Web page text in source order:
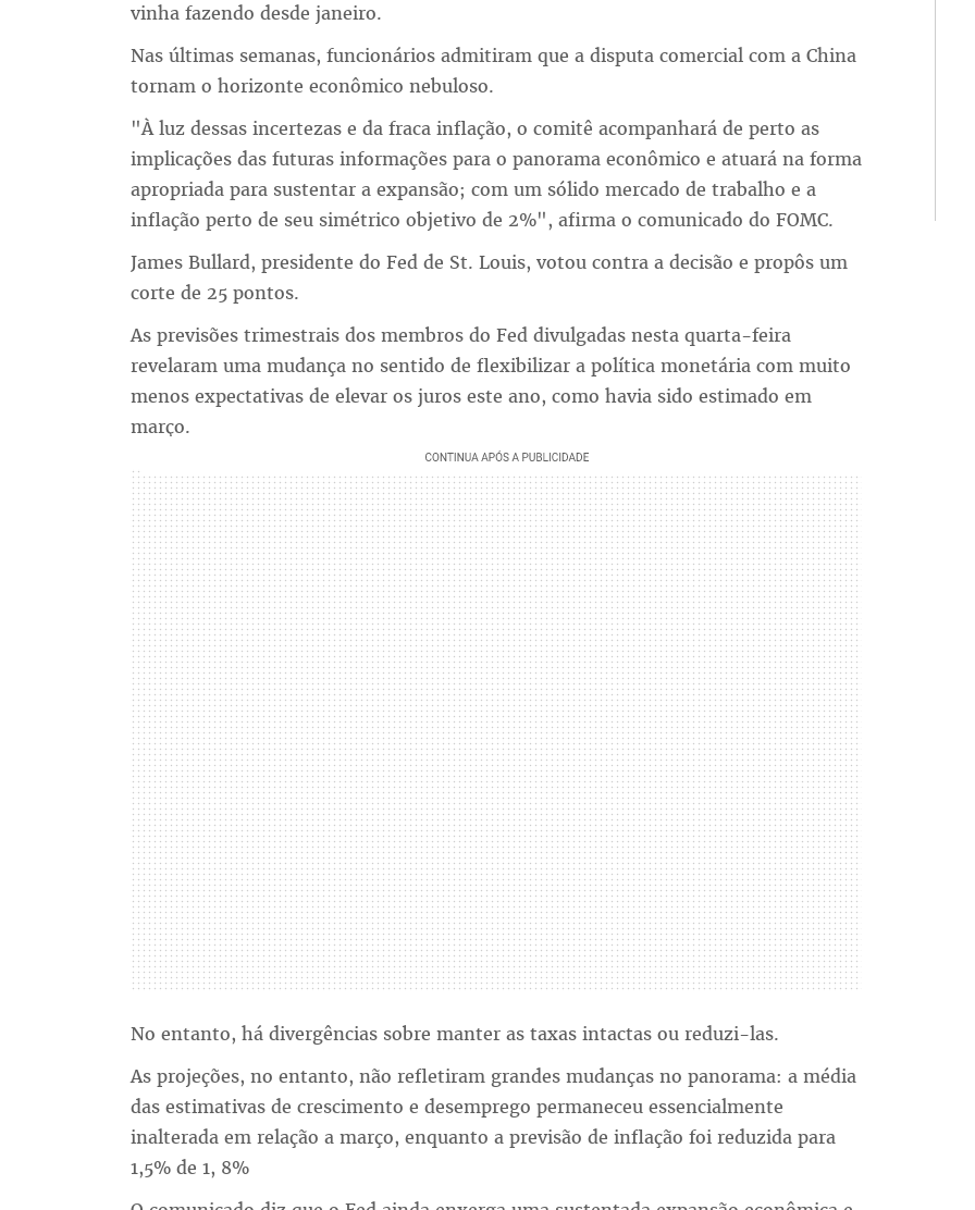
vinha fazendo desde janeiro.
Nas últimas semanas, funcionários admitiram que a disputa comercial com a China
tornam o horizonte econômico nebuloso.
"À luz dessas incertezas e da fraca inflação, o comitê acompanhará de perto as
implicações das futuras informações para o panorama econômico e atuará na forma
apropriada para sustentar a expansão; com um sólido mercado de trabalho e a
inflação perto de seu simétrico objetivo de 2%", afirma o comunicado do FOMC.
James Bullard, presidente do Fed de St. Louis, votou contra a decisão e propôs um
corte de 25 pontos.
As previsões trimestrais dos membros do Fed divulgadas nesta quarta-feira
revelaram uma mudança no sentido de flexibilizar a política monetária com muito
menos expectativas de elevar os juros este ano, como havia sido estimado em
março.
No entanto, há divergências sobre manter as taxas intactas ou reduzi-las.
As projeções, no entanto, não refletiram grandes mudanças no panorama: a média
das estimativas de crescimento e desemprego permaneceu essencialmente
inalterada em relação a março, enquanto a previsão de inflação foi reduzida para
1,5% de 1, 8%